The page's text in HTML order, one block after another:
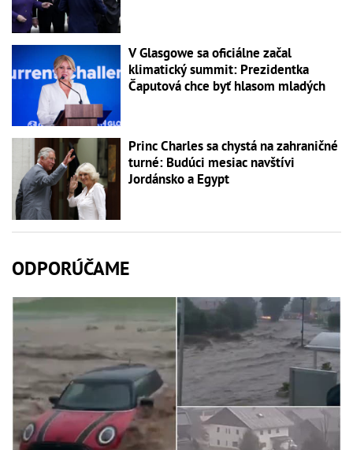
V Glasgowe sa oficiálne začal
klimatický summit: Prezidentka
Čaputová chce byť hlasom mladých
Princ Charles sa chystá na zahraničné
turné: Budúci mesiac navštívi
Jordánsko a Egypt
ODPORÚČAME